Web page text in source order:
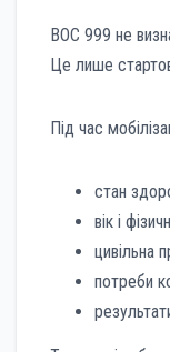
ВОС 999 не
Це лише
Під час
стан
вік і
цивільна
потреби